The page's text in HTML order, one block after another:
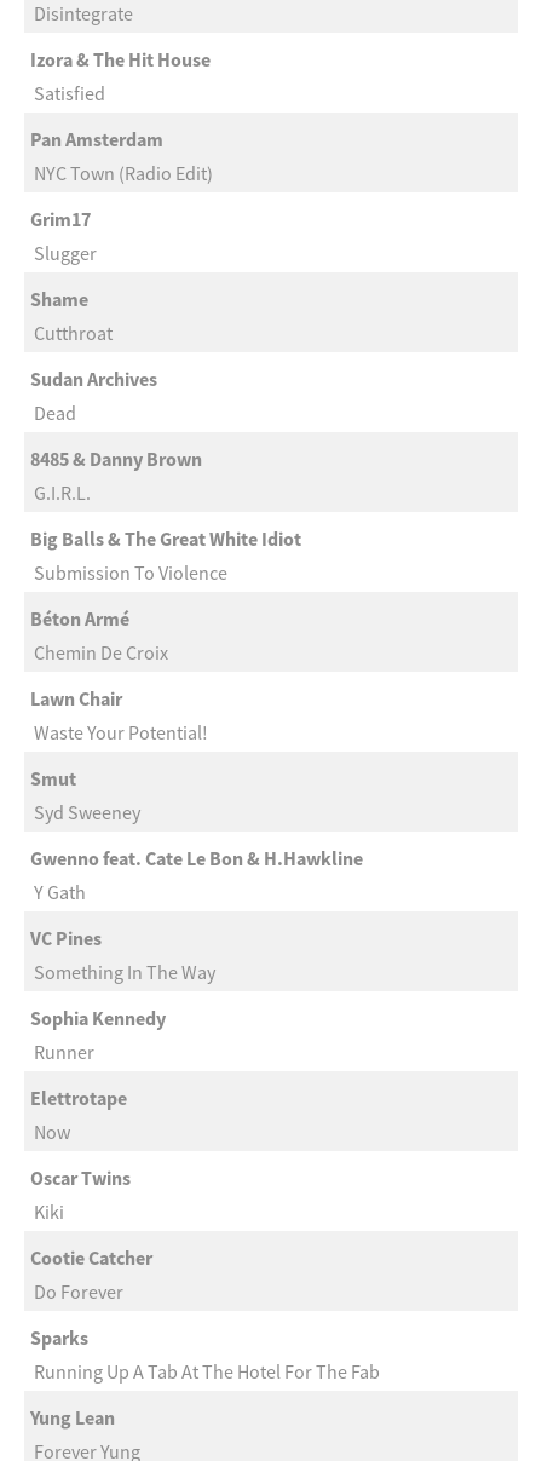
Disintegrate
Izora & The Hit House
Satisfied
Pan Amsterdam
NYC Town (Radio Edit)
Grim17
Slugger
Shame
Cutthroat
Sudan Archives
Dead
8485 & Danny Brown
G.I.R.L.
Big Balls & The Great White Idiot
Submission To Violence
Béton Armé
Chemin De Croix
Lawn Chair
Waste Your Potential!
Smut
Syd Sweeney
Gwenno feat. Cate Le Bon & H.Hawkline
Y Gath
VC Pines
Something In The Way
Sophia Kennedy
Runner
Elettrotape
Now
Oscar Twins
Kiki
Cootie Catcher
Do Forever
Sparks
Running Up A Tab At The Hotel For The Fab
Yung Lean
Forever Yung